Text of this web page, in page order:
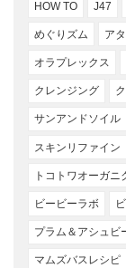
HOW TO J47
めぐりズム ア
オラプレックス
クレンジング
サンアンドソイル
スキンリファイン
トコトワオーガニ
ビービーラボ
プラム＆アシュビ
マムズバスレシピ